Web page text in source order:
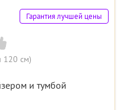
Гарантия лучшей цены
120 см)
и тумбой